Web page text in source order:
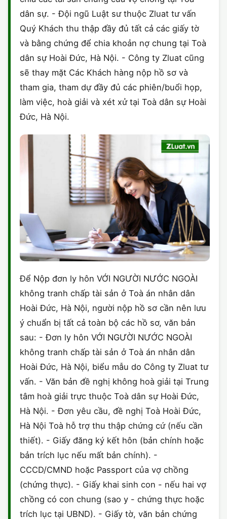
dân sự. - Đội ngũ Luật sư thuộc Zluat tư vấn
Quý Khách thu thập đầy đủ tất cả các giấy tờ
và bằng chứng để chia khoản nợ chung tại Toà
dân sự Hoài Đức, Hà Nội. - Công ty Zluat cũng
sẽ thay mặt Các Khách hàng nộp hồ sơ và
tham gia, tham dự đầy đủ các phiên/buổi họp,
làm việc, hoà giải và xét xử tại Toà dân sự Hoài
Đức, Hà Nội.
Để Nộp đơn ly hôn VỚI NGƯỜI NƯỚC NGOÀI
không tranh chấp tài sản ở Toà án nhân dân
Hoài Đức, Hà Nội, người nộp hồ sơ cần nên lưu
ý chuẩn bị tất cả toàn bộ các hồ sơ, văn bản
sau: - Đơn ly hôn VỚI NGƯỜI NƯỚC NGOÀI
không tranh chấp tài sản ở Toà án nhân dân
Hoài Đức, Hà Nội, biểu mẫu do Công ty Zluat tư
vấn. - Văn bản đề nghị không hoà giải tại Trung
tâm hoà giải trực thuộc Toà dân sự Hoài Đức,
Hà Nội. - Đơn yêu cầu, đề nghị Toà Hoài Đức,
Hà Nội Toà hỗ trợ thu thập chứng cứ (nếu cần
thiết). - Giấy đăng ký kết hôn (bản chính hoặc
bản trích lục nếu mất bản chính). -
CCCD/CMND hoặc Passport của vợ chồng
(chứng thực). - Giấy khai sinh con - nếu hai vợ
chồng có con chung (sao y - chứng thực hoặc
trích lục tại UBND). - Giấy tờ, văn bản chứng